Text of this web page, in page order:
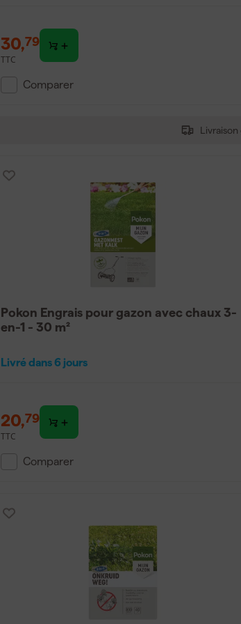
30,79
TTC
Comparer
Pokon Engrais pour gazon avec chaux 3-
en-1 - 30 m²
Livré dans 6 jours
20,79
TTC
Comparer